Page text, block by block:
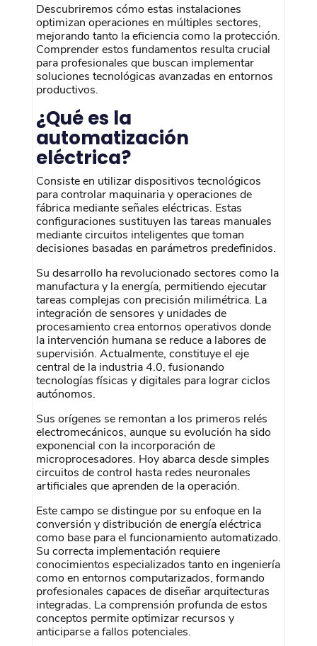
Descubriremos cómo estas instalaciones
optimizan operaciones en múltiples sectores,
mejorando tanto la eficiencia como la protección.
Comprender estos fundamentos resulta crucial
para profesionales que buscan implementar
soluciones tecnológicas avanzadas en entornos
productivos.
¿Qué es la
automatización
eléctrica?
Consiste en utilizar dispositivos tecnológicos
para controlar maquinaria y operaciones de
fábrica mediante señales eléctricas. Estas
configuraciones sustituyen las tareas manuales
mediante circuitos inteligentes que toman
decisiones basadas en parámetros predefinidos.
Su desarrollo ha revolucionado sectores como la
manufactura y la energía, permitiendo ejecutar
tareas complejas con precisión milimétrica. La
integración de sensores y unidades de
procesamiento crea entornos operativos donde
la intervención humana se reduce a labores de
supervisión. Actualmente, constituye el eje
central de la industria 4.0, fusionando
tecnologías físicas y digitales para lograr ciclos
autónomos.
Sus orígenes se remontan a los primeros relés
electromecánicos, aunque su evolución ha sido
exponencial con la incorporación de
microprocesadores. Hoy abarca desde simples
circuitos de control hasta redes neuronales
artificiales que aprenden de la operación.
Este campo se distingue por su enfoque en la
conversión y distribución de energía eléctrica
como base para el funcionamiento automatizado.
Su correcta implementación requiere
conocimientos especializados tanto en ingeniería
como en entornos computarizados, formando
profesionales capaces de diseñar arquitecturas
integradas. La comprensión profunda de estos
conceptos permite optimizar recursos y
anticiparse a fallos potenciales.